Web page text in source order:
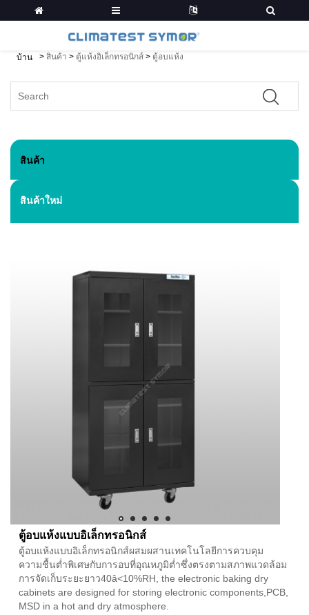
บ้าน > สินค้า > ตู้แห้งอิเล็กทรอนิกส์ > ตู้อบแห้ง
สินค้า
สินค้าใหม่
ตู้อบแห้งแบบอิเล็กทรอนิกส์
ตู้อบแห้งแบบอิเล็กทรอนิกส์ผสมผสานเทคโนโลยีการควบคุม
ความชื้นต่ำพิเศษกับการอบที่อุณหภูมิต่ำซึ่งตรงตามสภาพแวดล้อม
การจัดเก็บระยะยาว40â<10%RH, the electronic baking dry
cabinets are designed for storing electronic components,PCB,
MSD in a hot and dry atmosphere.